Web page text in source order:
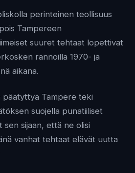
perinteinen teollisuus
Tampereen
suuret tehtaat lopettivat
rannoilla 1970- ja
aikana.
päätyttyä Tampere teki
suojella punatiiliset
sijaan, että ne olisi
vanhat tehtaat elävät uutta